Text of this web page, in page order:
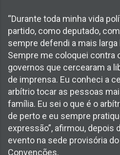
“Durante toda minha vida
partido, como deputado,
sempre defendi a mais
Sempre me coloquei contra
governos que cercearam a
de imprensa. Eu conheci a
arbítrio tocar as pessoas
família. Eu sei o que é o
de perto e eu sempre
expressão”, afirmou, depois
evento na sede provisória
Convenções.